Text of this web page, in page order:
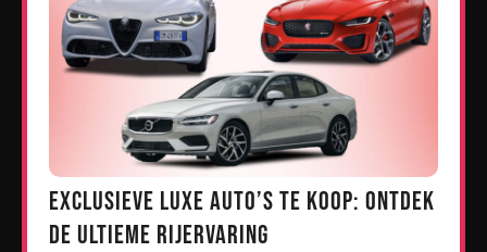
Exclusieve Luxe Auto’s te Koop: Ontdek
de Ultieme Rijervaring